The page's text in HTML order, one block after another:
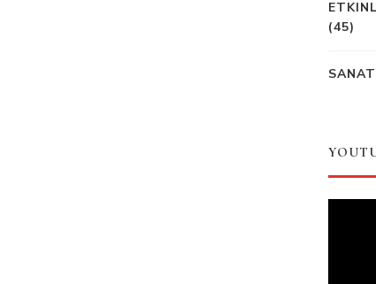
(45)